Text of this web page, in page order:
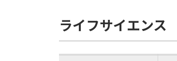
ライフサイエンス